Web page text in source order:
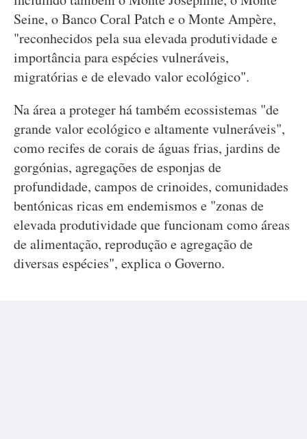
Seine, o Banco Coral Patch e o Monte Ampère,
"reconhecidos pela sua elevada produtividade e
importância para espécies vulneráveis,
migratórias e de elevado valor ecológico".
Na área a proteger há também ecossistemas "de
grande valor ecológico e altamente vulneráveis",
como recifes de corais de águas frias, jardins de
gorgónias, agregações de esponjas de
profundidade, campos de crinoides, comunidades
bentónicas ricas em endemismos e "zonas de
elevada produtividade que funcionam como áreas
de alimentação, reprodução e agregação de
diversas espécies", explica o Governo.